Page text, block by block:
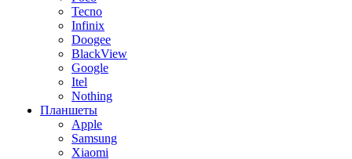
Tecno
Infinix
Doogee
BlackView
Google
Itel
Nothing
Планшеты
Apple
Samsung
Xiaomi